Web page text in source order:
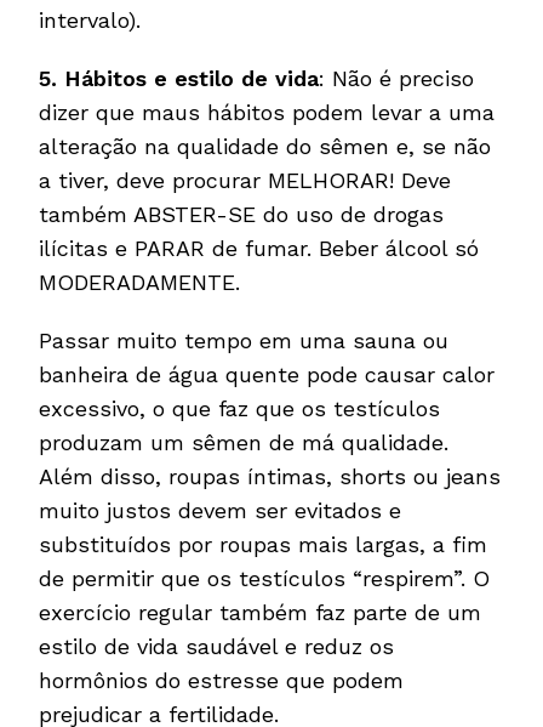
intervalo).
5. Hábitos e estilo de vida: Não é preciso
dizer que maus hábitos podem levar a uma
alteração na qualidade do sêmen e, se não
a tiver, deve procurar MELHORAR! Deve
também ABSTER-SE do uso de drogas
ilícitas e PARAR de fumar. Beber álcool só
MODERADAMENTE.
Passar muito tempo em uma sauna ou
banheira de água quente pode causar calor
excessivo, o que faz que os testículos
produzam um sêmen de má qualidade.
Além disso, roupas íntimas, shorts ou jeans
muito justos devem ser evitados e
substituídos por roupas mais largas, a fim
de permitir que os testículos “respirem”. O
exercício regular também faz parte de um
estilo de vida saudável e reduz os
hormônios do estresse que podem
prejudicar a fertilidade.